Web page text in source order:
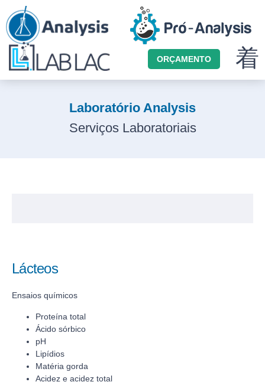
ORÇAMENTO
Laboratório Analysis
Serviços Laboratoriais
Lácteos
Ensaios químicos
Proteína total
Ácido sórbico
pH
Lipídios
Matéria gorda
Acidez e acidez total